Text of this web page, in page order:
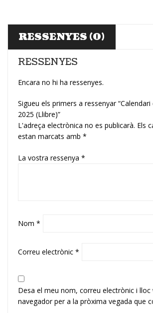
RESSENYES (0)
RESSENYES
Encara no hi ha ressenyes.
Sigueu els primers a ressenyar
2025 (Llibre)”
L'adreça electrònica no es publicarà. Els
estan marcats amb *
La vostra ressenya *
Nom *
Correu electrònic *
Desa el meu nom, correu electrònic i lloc
navegador per a la pròxima vegada que